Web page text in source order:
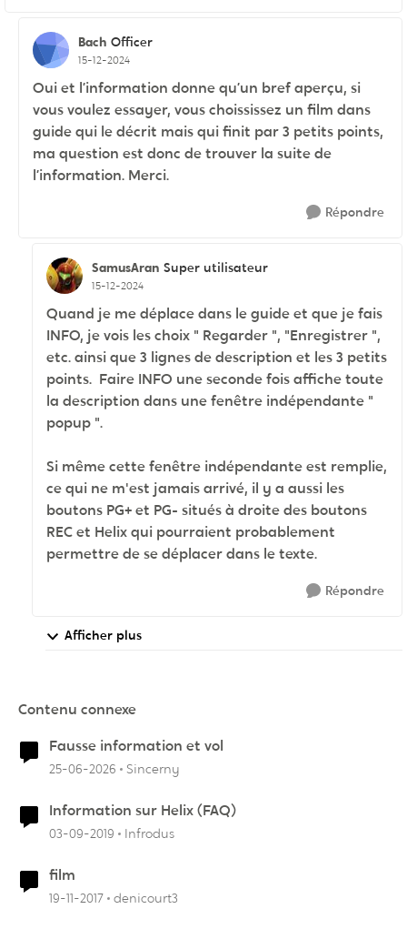
Bach Officer
15-12-2024
Oui et l’information donne qu’un bref aperçu, si
vous voulez essayer, vous choississez un film dans
guide qui le décrit mais qui finit par 3 petits points,
ma question est donc de trouver la suite de
l’information. Merci.
Répondre
SamusAran Super utilisateur
15-12-2024
Quand je me déplace dans le guide et que je fais
INFO, je vois les choix " Regarder ", "Enregistrer ",
etc. ainsi que 3 lignes de description et les 3 petits
points. Faire INFO une seconde fois affiche toute
la description dans une fenêtre indépendante "
popup ".
Si même cette fenêtre indépendante est remplie,
ce qui ne m'est jamais arrivé, il y a aussi les
boutons PG+ et PG- situés à droite des boutons
REC et Helix qui pourraient probablement
permettre de se déplacer dans le texte.
Répondre
Afficher plus
Contenu connexe
Fausse information et vol
25-06-2026 Sincerny
Information sur Helix (FAQ)
03-09-2019 Infrodus
film
19-11-2017 denicourt3